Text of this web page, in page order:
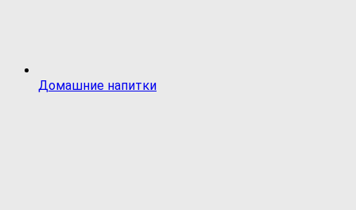
Домашние напитки